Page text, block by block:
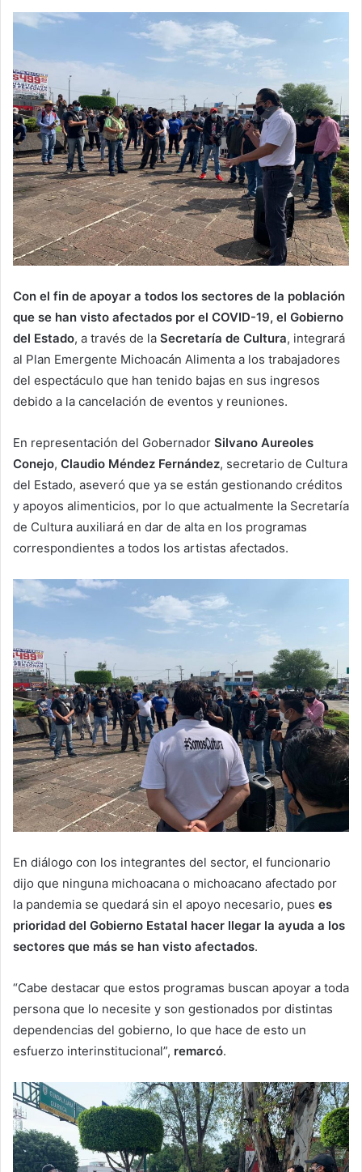
Con el fin de apoyar a todos los sectores de la población
que se han visto afectados por el COVID-19, el Gobierno
del Estado, a través de la Secretaría de Cultura, integrará
al Plan Emergente Michoacán Alimenta a los trabajadores
del espectáculo que han tenido bajas en sus ingresos
debido a la cancelación de eventos y reuniones.
En representación del Gobernador Silvano Aureoles
Conejo, Claudio Méndez Fernández, secretario de Cultura
del Estado, aseveró que ya se están gestionando créditos
y apoyos alimenticios, por lo que actualmente la Secretaría
de Cultura auxiliará en dar de alta en los programas
correspondientes a todos los artistas afectados.
En diálogo con los integrantes del sector, el funcionario
dijo que ninguna michoacana o michoacano afectado por
la pandemia se quedará sin el apoyo necesario, pues es
prioridad del Gobierno Estatal hacer llegar la ayuda a los
sectores que más se han visto afectados.
“Cabe destacar que estos programas buscan apoyar a toda
persona que lo necesite y son gestionados por distintas
dependencias del gobierno, lo que hace de esto un
esfuerzo interinstitucional”, remarcó.